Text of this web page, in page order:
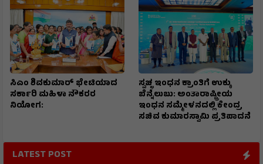
ಸಿಎಂ ಶಿವಕುಮಾರ್‌ ಭೇಟಿಯಾದ
ಸರ್ಕಾರಿ ಮಹಿಳಾ ನೌಕರರ
ನಿಯೋಗ:
ಸ್ವಚ್ಛ ಇಂಧನ ಕ್ರಾಂತಿಗೆ ಉಕ್ಕು
ಬೆನ್ನೆಲುಬು: ಅಂತಾರಾಷ್ಟ್ರೀಯ
ಇಂಧನ ಸಮ್ಮೇಳನದಲ್ಲಿ ಕೇಂದ್ರ
ಸಚಿವ ಕುಮಾರಸ್ವಾಮಿ ಪ್ರತಿಪಾದನೆ
LATEST POST